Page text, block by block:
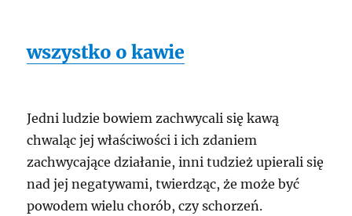
wszystko o kawie
Jedni ludzie bowiem zachwycali się kawą
chwaląc jej właściwości i ich zdaniem
zachwycające działanie, inni tudzież upierali się
nad jej negatywami, twierdząc, że może być
powodem wielu chorób, czy schorzeń.